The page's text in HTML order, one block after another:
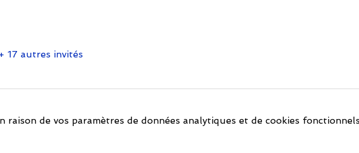
+ 17 autres invités
raison de vos paramètres de données analytiques et de cookies